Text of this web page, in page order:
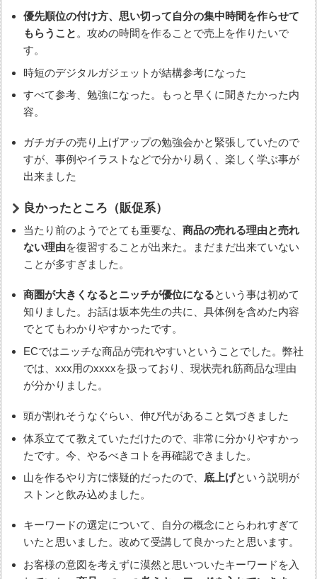
優先順位の付け方、思い切って自分の集中時間を作らせて
もらうこと 。攻めの時間を作ることで売上を作りたいで
す。
時短のデジタルガジェットが結構参考になった
すべて参考、勉強になった。もっと早くに聞きたかった内
容。
ガチガチの売り上げアップの勉強会かと緊張していたので
すが、事例やイラストなどで分かり易く、楽しく学ぶ事が
出来ました
良かったところ（販促系）
当たり前のようでとても重要な、商品の売れる理由と売れ
ない理由を復習することが出来た。まだまだ出来ていない
ことが多すぎました。
商圏が大きくなるとニッチが優位になるという事は初めて
知りました。お話は坂本先生の共に、具体例を含めた内容
でとてもわかりやすかったです。
ECではニッチな商品が売れやすいということでした。弊社
では、xxx用のxxxxを扱っており、現状売れ筋商品な理由
が分かりました。
頭が割れそうなぐらい、伸び代があること気づきました
体系立てて教えていただけたので、非常に分かりやすかっ
たです。今、やるべきコトを再確認できました。
山を作るやり方に懐疑的だったので、 底上げという説明が
ストンと飲み込めました。
キーワードの選定について、自分の概念にとらわれすぎて
いたと思いました。改めて受講して良かったと思います。
お客様の意図を考えずに漠然と思いついたキーワードを入